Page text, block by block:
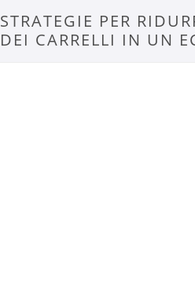
STRATEGIE PER
DEI CARRELLI IN UN